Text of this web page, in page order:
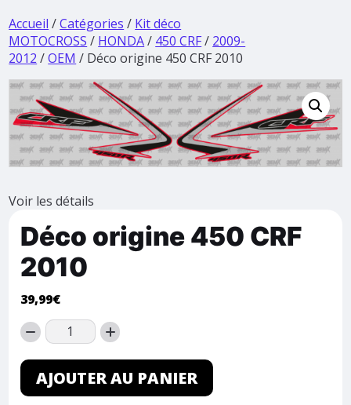
Accueil /Catégories / Kit déco
MOTOCROSS / HONDA/ 450 CRF/ 2009-
2012 /OEM / Déco origine 450 CRF 2010
Voir les détails
Déco origine 450 CRF
2010
39,99€
AJOUTER AU PANIER